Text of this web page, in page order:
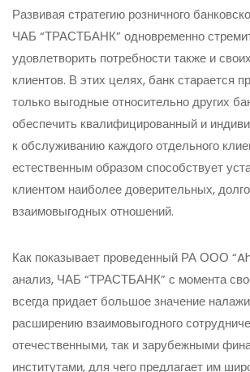
Развивая стратегию розничного
ЧАБ “ТРАСТБАНК” одновременно
удовлетворить потребности также и
клиентов. В этих целях, банк старается
только выгодные относительно других
обеспечить квалифицированный и
к обслуживанию каждого отдельного
естественным образом способствует
клиентом наиболее доверительных,
взаимовыгодных отношений.
Как показывает проведенный РА ООО
анализ, ЧАБ “ТРАСТБАНК” с момента
всегда придает большое значение
расширению взаимовыгодного
отечественными, так и зарубежными
институтами, для чего предлагает им